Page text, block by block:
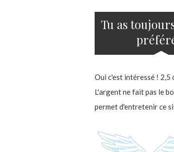
Tu as
Oui c'est intéressé ! 2,5
L'argent ne fait pas le
permet d'entretenir ce